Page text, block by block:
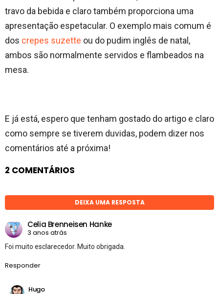
travo da bebida e claro também proporciona uma
apresentação espetacular. O exemplo mais comum é
dos crepes suzette ou do pudim inglês de natal,
ambos são normalmente servidos e flambeados na
mesa.
E já está, espero que tenham gostado do artigo e claro
como sempre se tiverem duvidas, podem dizer nos
comentários até a próxima!
2 COMENTÁRIOS
DEIXA UMA RESPOSTA
Celia Brenneisen Hanke
3 anos atrás
Foi muito esclarecedor. Muito obrigada.
Responder
Hugo